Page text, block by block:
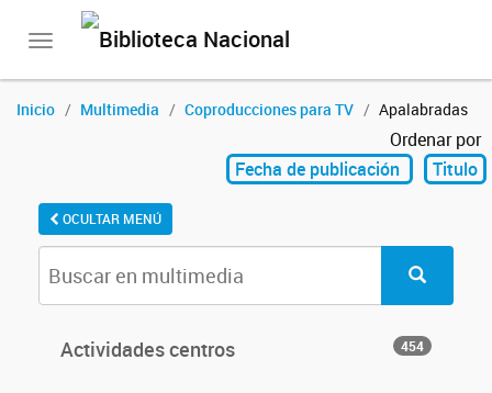
Toggle
Inicio Multimedia Coproducciones para TV Apalabradas
Ordenar por
Fecha de publicación
Titulo
OCULTAR MENÚ
Actividades centros 454